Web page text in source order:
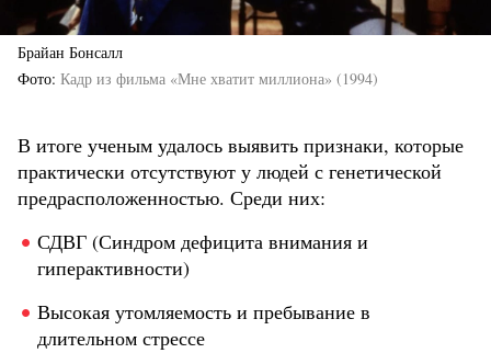
Брайан Бонсалл
Фото Кадр из фильма «Мне хватит миллиона» (1994)
В итоге ученым удалось выявить признаки, которые
практически отсутствуют у людей с генетической
предрасположенностью. Среди них:
СДВГ (Синдром дефицита внимания и
гиперактивности)
Высокая утомляемость и пребывание в
длительном стрессе